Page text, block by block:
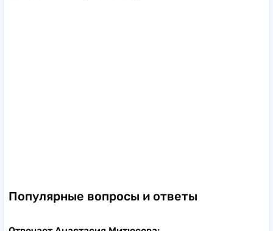
Популярные вопросы и ответы